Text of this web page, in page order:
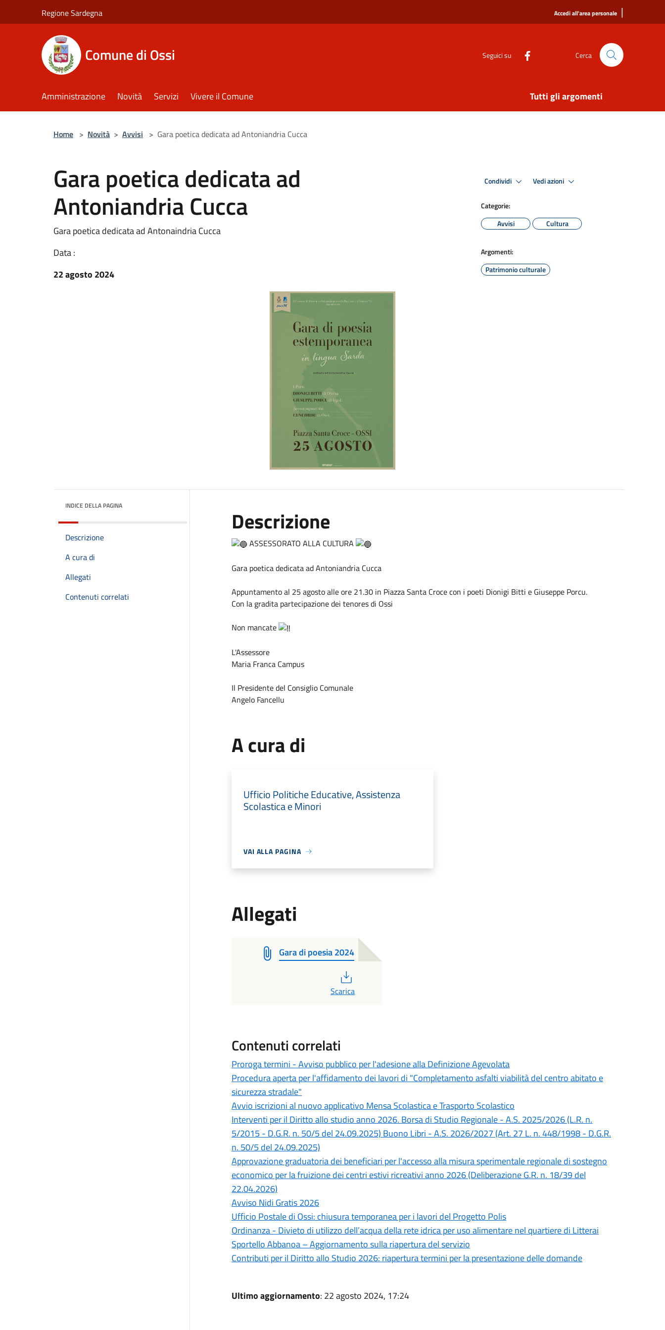
Regione Sardegna Accedi all'area personale |
Comune di Ossi Seguici su Cerca
Amministrazione Novità Servizi Vivere il Comune Tutti gli argomenti
Home > Novità > Avvisi > Gara poetica dedicata ad Antoniandria Cucca
Gara poetica dedicata ad
Antoniandria Cucca
Gara poetica dedicata ad Antonaindria Cucca
Data :
22 agosto 2024
Condividi Vedi azioni
Categorie:
Avvisi
Cultura
Argomenti:
Patrimonio culturale
INDICE DELLA PAGINA
Descrizione
A cura di
Allegati
Contenuti correlati
Descrizione
ASSESSORATO ALLA CULTURA
Gara poetica dedicata ad Antoniandria Cucca
Appuntamento al 25 agosto alle ore 21.30 in Piazza Santa Croce con i poeti Dionigi Bitti e Giuseppe Porcu.
Con la gradita partecipazione dei tenores di Ossi
Non mancate
L'Assessore
Maria Franca Campus
Il Presidente del Consiglio Comunale
Angelo Fancellu
A cura di
Ufficio Politiche Educative, Assistenza
Scolastica e Minori
VAI ALLA PAGINA
Allegati
Gara di poesia 2024
Scarica
Contenuti correlati
Proroga termini - Avviso pubblico per l'adesione alla Definizione Agevolata
Procedura aperta per l'affidamento dei lavori di "Completamento asfalti viabilità del centro abitato e
sicurezza stradale"
Avvio iscrizioni al nuovo applicativo Mensa Scolastica e Trasporto Scolastico
Interventi per il Diritto allo studio anno 2026. Borsa di Studio Regionale - A.S. 2025/2026 (L.R. n.
5/2015 - D.G.R. n. 50/5 del 24.09.2025) Buono Libri - A.S. 2026/2027 (Art. 27 L. n. 448/1998 - D.G.R.
n. 50/5 del 24.09.2025)
Approvazione graduatoria dei beneficiari per l'accesso alla misura sperimentale regionale di sostegno
economico per la fruizione dei centri estivi ricreativi anno 2026 (Deliberazione G.R. n. 18/39 del
22.04.2026)
Avviso Nidi Gratis 2026
Ufficio Postale di Ossi: chiusura temporanea per i lavori del Progetto Polis
Ordinanza - Divieto di utilizzo dell’acqua della rete idrica per uso alimentare nel quartiere di Litterai
Sportello Abbanoa – Aggiornamento sulla riapertura del servizio
Contributi per il Diritto allo Studio 2026: riapertura termini per la presentazione delle domande
Ultimo aggiornamento: 22 agosto 2024, 17:24